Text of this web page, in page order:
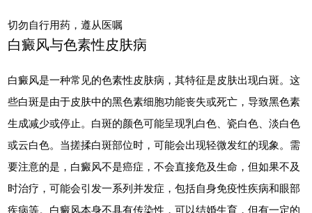
切勿自行用药，遵从医嘱
白癜风与色素性皮肤病
白癜风是一种常见的色素性皮肤病，其特征是皮肤出现白斑。这
些白斑是由于皮肤中的黑色素细胞功能丧失或死亡，导致黑色素
生成减少或停止。白斑的颜色可能呈现乳白色、瓷白色、淡白色
或云白色。当搓揉白斑部位时，可能会出现轻微发红的现象。需
要注意的是，白癜风不是癌症，不会直接危及生命，但如果不及
时治疗，可能会引发一系列并发症，包括自身免疫性疾病和眼部
疾病等。白癜风本身不具有传染性，可以结婚生育，但有一定的